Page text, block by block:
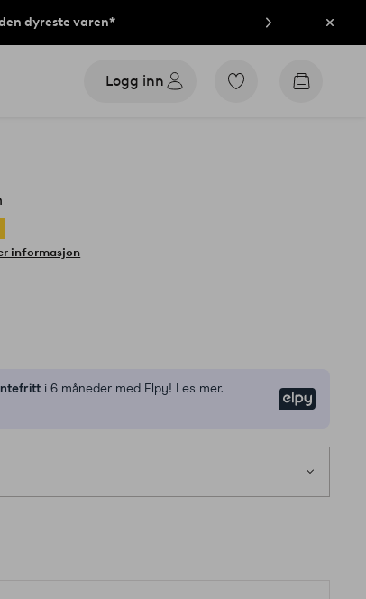
dyreste varen* Lukk
Logg inn
Gå
Gå
informasjon
i 6 måneder med Elpy! Les mer.